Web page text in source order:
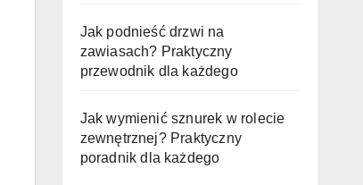
Jak podnieść drzwi na
zawiasach? Praktyczny
przewodnik dla każdego
Jak wymienić sznurek w rolecie
zewnętrznej? Praktyczny
poradnik dla każdego